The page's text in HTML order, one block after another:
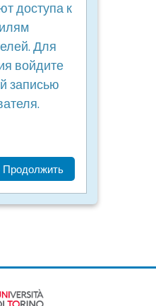
доступа к
Для
войдите
записью
Продолжить